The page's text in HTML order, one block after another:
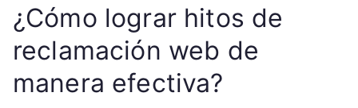
¿Cómo lograr hitos de
reclamación web de
manera efectiva?